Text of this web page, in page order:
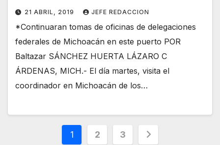
21 ABRIL, 2019 JEFE REDACCION
*Continuaran tomas de oficinas de delegaciones
federales de Michoacán en este puerto POR
Baltazar SÁNCHEZ HUERTA LÁZARO C
ÁRDENAS, MICH.- El día martes, visita el
coordinador en Michoacán de los…
Paginación
1 2 3